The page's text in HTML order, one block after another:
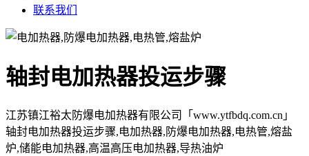
联系我们
轴封电加热器投运步骤
江苏镇江裕太防爆电加热器有限公司「www.ytfbdq.com.cn」
轴封电加热器投运步骤,电加热器,防爆电加热器,电热管,熔盐
炉,储能电加热器,高温高压电加热器,导热油炉